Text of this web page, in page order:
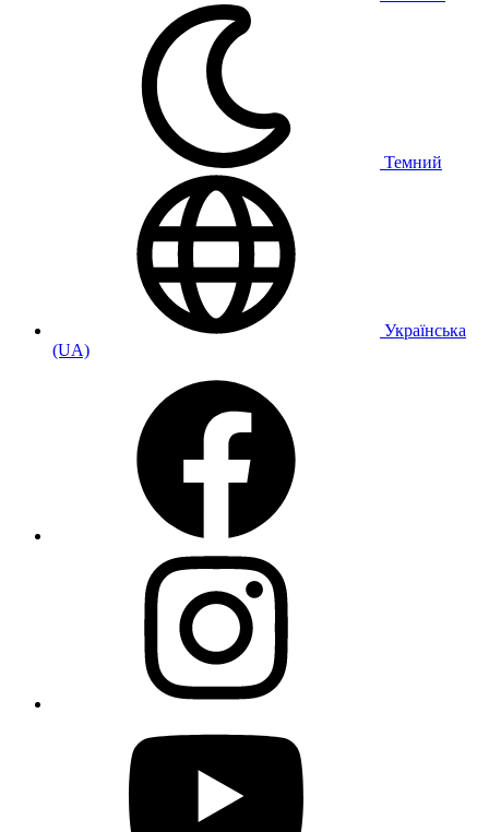
Темний
Українська
(UA)